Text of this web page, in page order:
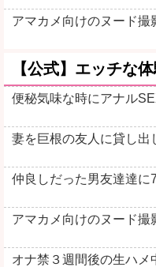
アマカメ向けのヌード撮
【公式】エッチな
便秘気味な時にアナル
妻を巨根の友人に貸し
仲良しだった男友達達に
アマカメ向けのヌード撮
オナ禁３週間後の生ハメ